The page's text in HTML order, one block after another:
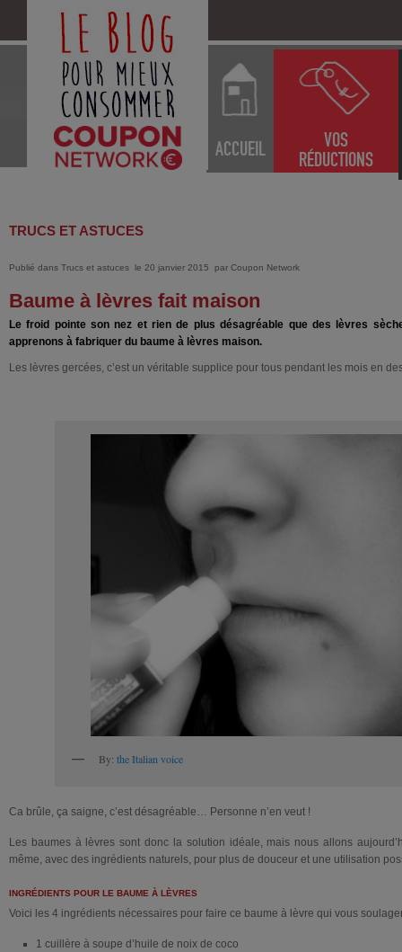
ACCUEIL
VOS
RÉDUCTIONS
TRUCS ET ASTUCES
Publié dans Trucs et astuces le 20 janvier 2015 par Coupon Network
Baume à lèvres fait maison
Le froid pointe son nez et rien de plus désagréable que des lèvres
apprenons à fabriquer du baume à lèvres maison.
Les lèvres gercées, c’est un véritable supplice pour tous pendant les mois en
By: the Italian voice
Ca brûle, ça saigne, c’est désagréable… Personne n’en veut !
Les baumes à lèvres sont donc la solution idéale, mais nous allons
même, avec des ingrédients naturels, pour plus de douceur et une utilisation
INGRÉDIENTS POUR LE BAUME À LÈVRES
Voici les 4 ingrédients nécessaires pour faire ce baume à lèvre qui vous
1 cuillère à soupe d’huile de noix de coco